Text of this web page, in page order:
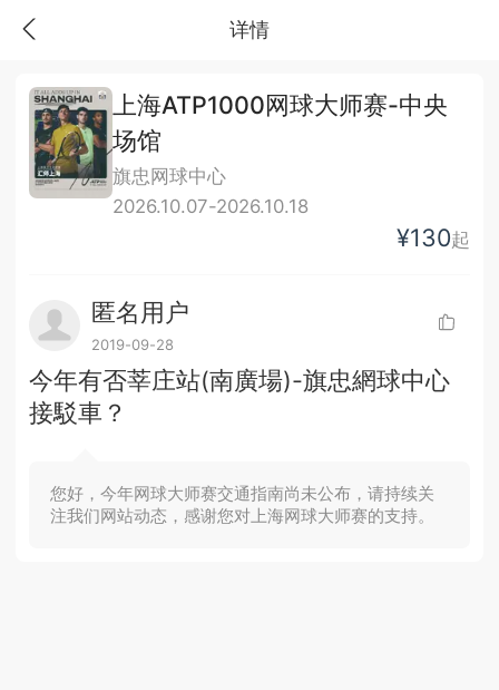
详情
上海ATP1000网球大师赛-中央
场馆
旗忠网球中心
2026.10.07-2026.10.18
¥130起
匿名用户
2019-09-28
今年有否莘庄站(南廣場)-旗忠網球中心
接駁車？
您好，今年网球大师赛交通指南尚未公布，请持续关
注我们网站动态，感谢您对上海网球大师赛的支持。